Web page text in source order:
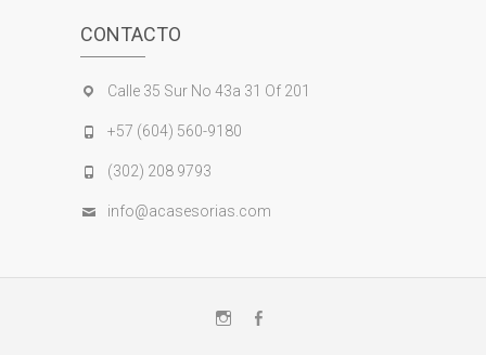
CONTACTO
Calle 35 Sur No 43a 31 Of 201
+57 (604) 560-9180
(302) 208 9793
info@acasesorias.com
Instagram